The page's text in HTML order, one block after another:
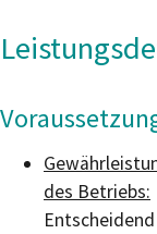
des Betriebs: